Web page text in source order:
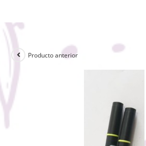
Producto anterior